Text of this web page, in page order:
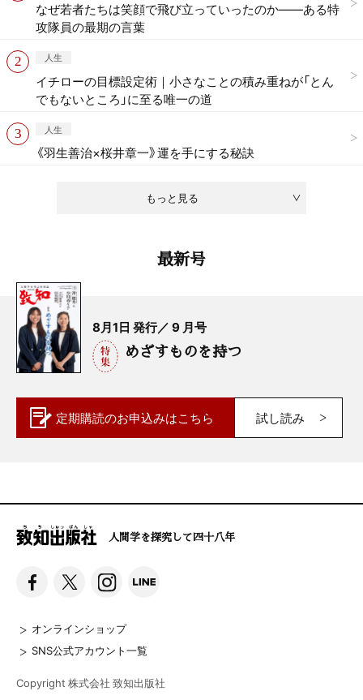
もっと見る
なぜ若者たちは笑顔で飛び立っていったのか——ある特
攻隊員の最期の言葉
人生
イチローの目標設定術｜小さなことの積み重ねが「とん
でもないところ」に至る唯一の道
人生
《羽生善治×桜井章一》運を手にする秘訣
最新号
8月1日 発行／ 9 月号
めざすものを持つ
定期購読のお申込みはこちら 試し読み
人間学を探究して四十八年
オンラインショップ
SNS公式アカウント一覧
Copyright 株式会社 致知出版社